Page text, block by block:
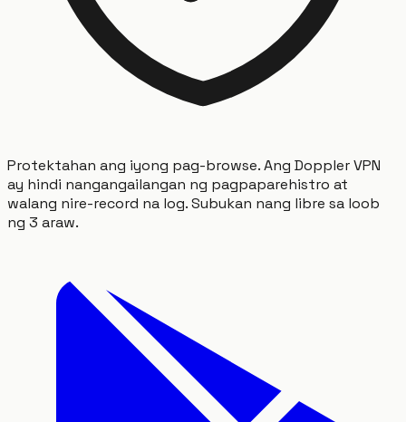
Protektahan ang iyong pag-browse. Ang Doppler VPN
ay hindi nangangailangan ng pagpaparehistro at
walang nire-record na log. Subukan nang libre sa loob
ng 3 araw.